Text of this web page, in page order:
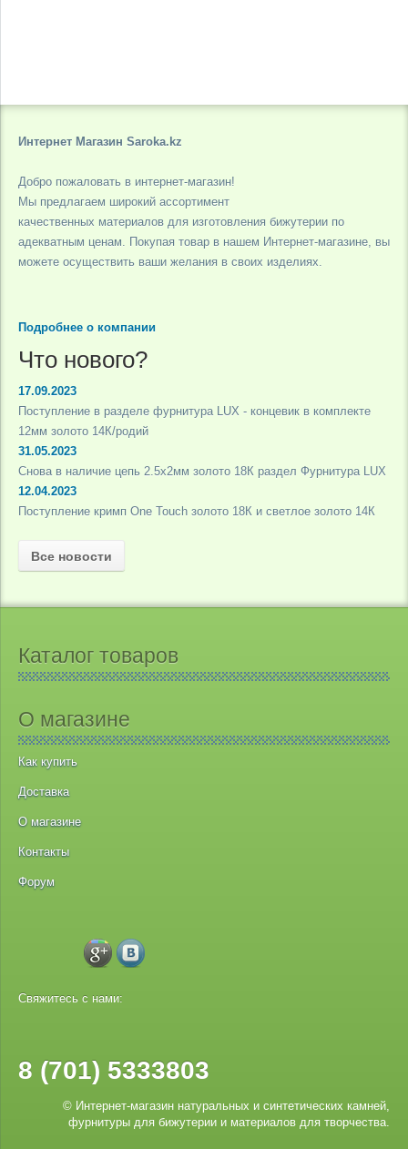
Интернет Магазин Saroka.kz
Добро пожаловать в интернет-магазин!
Мы предлагаем широкий ассортимент
качественных материалов для изготовления бижутерии по
адекватным ценам. Покупая товар в нашем Интернет-магазине, вы
можете осуществить ваши желания в своих изделиях.
Подробнее о компании
Что нового?
17.09.2023
Поступление в разделе фурнитура LUX - концевик в комплекте
12мм золото 14К/родий
31.05.2023
Снова в наличие цепь 2.5х2мм золото 18К раздел Фурнитура LUX
12.04.2023
Поступление кримп One Touch золото 18К и светлое золото 14К
Все новости
Каталог товаров
О магазине
Как купить
Доставка
О магазине
Контакты
Форум
Свяжитесь с нами:
8 (701) 5333803
© Интернет-магазин натуральных и синтетических камней,
фурнитуры для бижутерии и материалов для творчества.